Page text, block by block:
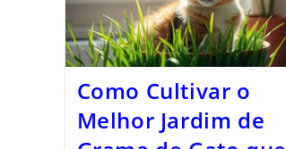
Como Cultivar o
Melhor Jardim de